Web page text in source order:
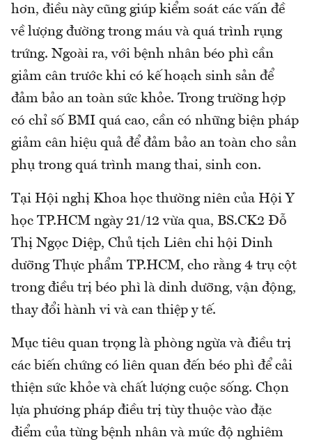
hơn, điều này cũng giúp kiểm soát các vấn đề
về lượng đường trong máu và quá trình rụng
trứng. Ngoài ra, với bệnh nhân béo phì cần
giảm cân trước khi có kế hoạch sinh sản để
đảm bảo an toàn sức khỏe. Trong trường hợp
có chỉ số BMI quá cao, cần có những biện pháp
giảm cân hiệu quả để đảm bảo an toàn cho sản
phụ trong quá trình mang thai, sinh con.
Tại Hội nghị Khoa học thường niên của Hội Y
học TP.HCM ngày 21/12 vừa qua, BS.CK2 Đỗ
Thị Ngọc Diệp, Chủ tịch Liên chi hội Dinh
dưỡng Thực phẩm TP.HCM, cho rằng 4 trụ cột
trong điều trị béo phì là dinh dưỡng, vận động,
thay đổi hành vi và can thiệp y tế.
Mục tiêu quan trọng là phòng ngừa và điều trị
các biến chứng có liên quan đến béo phì để cải
thiện sức khỏe và chất lượng cuộc sống. Chọn
lựa phương pháp điều trị tùy thuộc vào đặc
điểm của từng bệnh nhân và mức độ nghiêm